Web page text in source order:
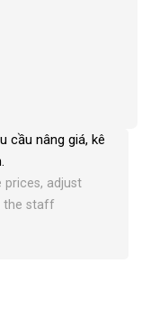
cầu nâng giá, kê
.
prices, adjust
the staff